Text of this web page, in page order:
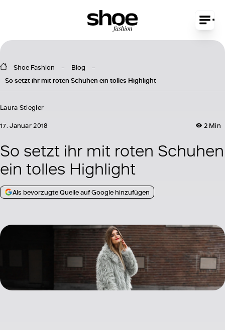
Shoe Fashion
Blog
So setzt ihr mit roten Schuhen ein tolles Highlight
Laura Stiegler
2 Min
17. Januar 2018
So setzt ihr mit roten Schuhen
ein tolles Highlight
Als bevorzugte Quelle auf Google hinzufügen